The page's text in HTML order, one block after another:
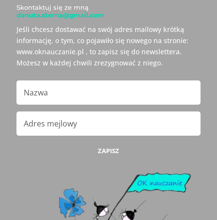
Skontaktuj się ze mną
danuta.sterna@gmail.com
Jeśli chcesz dostawać na swój adres mailowy krótką
informację, o tym, co pojawiło się nowego na stronie:
www.oknauczanie.pl , to zapisz się do newslettera.
Możesz w każdej chwili zrezygnować z niego.
ZAPISZ